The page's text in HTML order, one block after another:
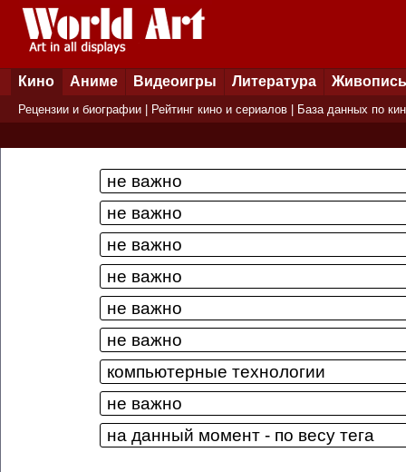
Кино Аниме Видеоигры Литература Живопись
Рецензии и биографии Рейтинг кино и сериалов База данных по